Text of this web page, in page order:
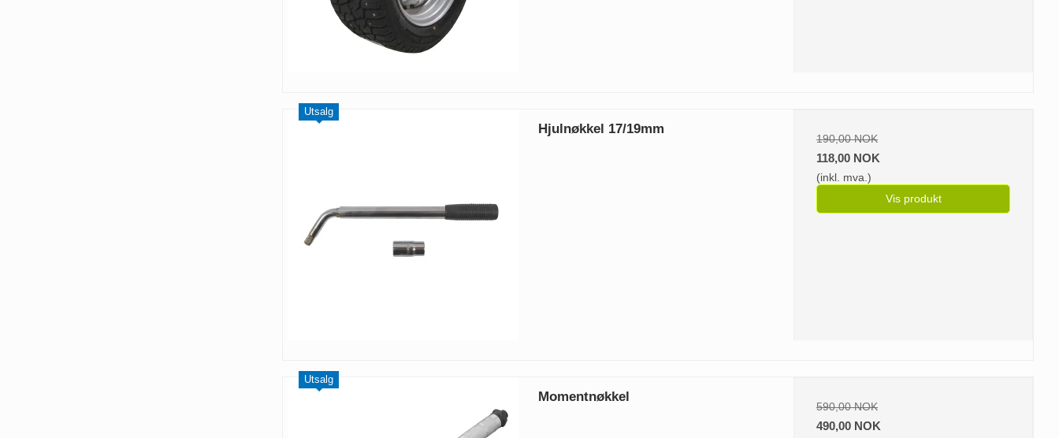
Utsalg
Hjulnøkkel 17/19mm
190,00 NOK
118,00 NOK
(inkl. mva.)
Vis produkt
Utsalg
Momentnøkkel
590,00 NOK
490,00 NOK